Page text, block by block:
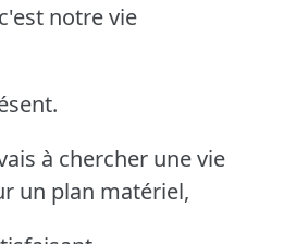
notre vie
à chercher une vie
un plan matériel,